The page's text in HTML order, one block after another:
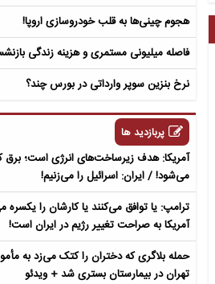
هجوم چینی‌ها به قلب خودروسازی اروپا!
فاصله میلیونی مستمری و هزینه زندگی
نرخ بنزین سوپر وارداتی در بورس چند؟
پربازدید ها
آمریکا: هدف زیرساخت‌های انرژی است؛ برق
می‌شود! / ایران: اسرائیل را می‌زنیم!
ترامپ: یا توافق می‌کنند یا کارشان را
آمریکا به صراحت تغییر رژیم در ایران است!
حمله بلاگری که دختران را کتک می‌زد به
تهران در بیمارستان بستری شد + ویدئو